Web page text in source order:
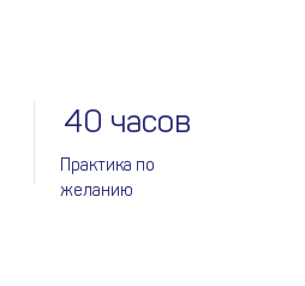
40 часов
Практика по
желанию